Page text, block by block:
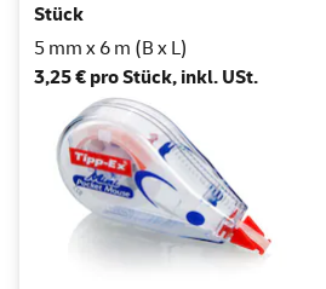
Stück
5 mm x 6 m (B x L)
3,25 € pro Stück, inkl. USt.